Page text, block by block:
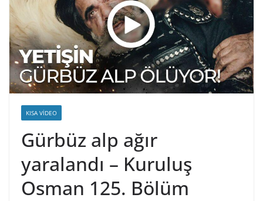
KISA VIDEO
Gürbüz alp ağır
yaralandı – Kuruluş
Osman 125. Bölüm